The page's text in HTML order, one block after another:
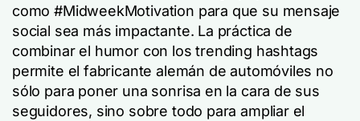
como #MidweekMotivation para que su mensaje
social sea más impactante. La práctica de
combinar el humor con los trending hashtags
permite el fabricante alemán de automóviles no
sólo para poner una sonrisa en la cara de sus
seguidores, sino sobre todo para ampliar el